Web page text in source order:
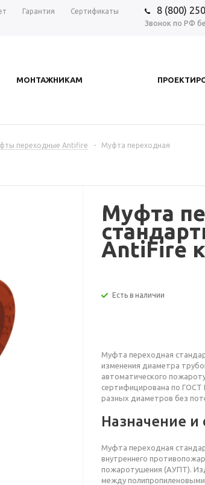
Гарантия Сертификаты 8 (800)
Звонок по РФ
МОНТАЖНИКАМ
переходные Antifire -
Муфта переходная
Муфта
AntiFire
Есть в наличии
Муфта переходная
изменения диаметра
автоматического
сертифицирована по ГОСТ
разных диаметров без
Назначение и
Муфта переходная
внутреннего
пожаротушения (АУПТ).
между